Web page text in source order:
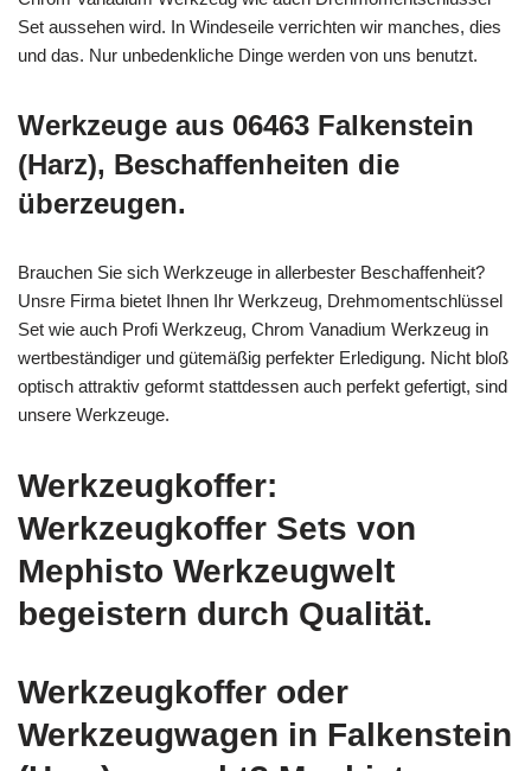
Set aussehen wird. In Windeseile verrichten wir manches, dies
und das. Nur unbedenkliche Dinge werden von uns benutzt.
Werkzeuge aus 06463 Falkenstein
(Harz), Beschaffenheiten die
überzeugen.
Brauchen Sie sich Werkzeuge in allerbester Beschaffenheit?
Unsre Firma bietet Ihnen Ihr Werkzeug, Drehmomentschlüssel
Set wie auch Profi Werkzeug, Chrom Vanadium Werkzeug in
wertbeständiger und gütemäßig perfekter Erledigung. Nicht bloß
optisch attraktiv geformt stattdessen auch perfekt gefertigt, sind
unsere Werkzeuge.
Werkzeugkoffer:
Werkzeugkoffer Sets von
Mephisto Werkzeugwelt
begeistern durch Qualität.
Werkzeugkoffer oder
Werkzeugwagen in Falkenstein